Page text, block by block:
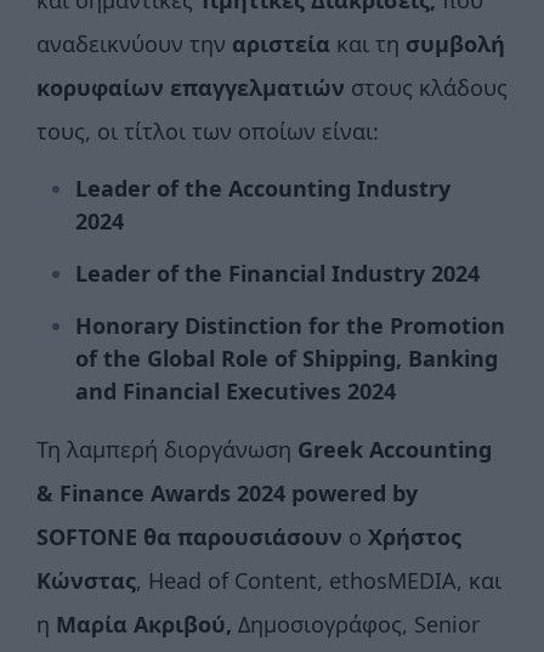
αναδεικνύουν την αριστεία και τη συμβολή
κορυφαίων επαγγελματιών στους κλάδους
τους, οι τίτλοι των οποίων είναι:
Leader of the Accounting Industry
2024
Leader of the Financial Industry 2024
Honorary Distinction for the Promotion
of the Global Role of Shipping, Banking
and Financial Executives 2024
Τη λαμπερή διοργάνωση Greek Accounting
& Finance Awards 2024 powered by
SOFTONE θα παρουσιάσουν o Χρήστος
Κώνστας, Head of Content, ethosMEDIA, και
η Μαρία Ακριβού, Δημοσιογράφος, Senior